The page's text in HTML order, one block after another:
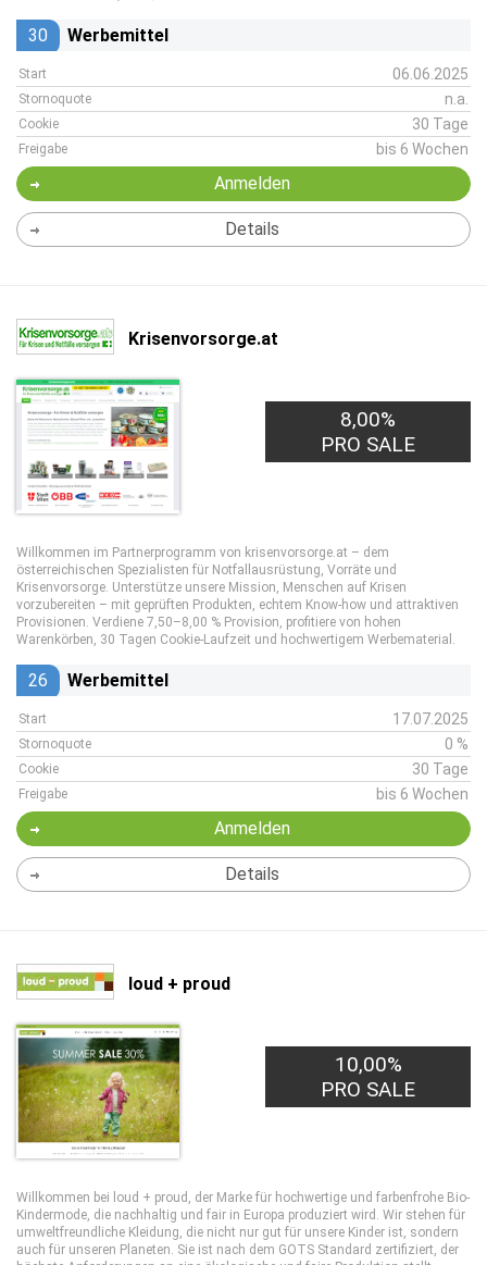
30 Werbemittel
Start 06.06.2025
Stornoquote n.a.
Cookie 30 Tage
Freigabe bis 6 Wochen
Anmelden
Details
Krisenvorsorge.at
8,00%
PRO SALE
Willkommen im Partnerprogramm von krisenvorsorge.at – dem
österreichischen Spezialisten für Notfallausrüstung, Vorräte und
Krisenvorsorge. Unterstütze unsere Mission, Menschen auf Krisen
vorzubereiten – mit geprüften Produkten, echtem Know-how und attraktiven
Provisionen. Verdiene 7,50–8,00 % Provision, profitiere von hohen
Warenkörben, 30 Tagen Cookie-Laufzeit und hochwertigem Werbematerial.
26 Werbemittel
Start 17.07.2025
Stornoquote 0 %
Cookie 30 Tage
Freigabe bis 6 Wochen
Anmelden
Details
loud + proud
10,00%
PRO SALE
Willkommen bei loud + proud, der Marke für hochwertige und farbenfrohe Bio-
Kindermode, die nachhaltig und fair in Europa produziert wird. Wir stehen für
umweltfreundliche Kleidung, die nicht nur gut für unsere Kinder ist, sondern
auch für unseren Planeten. Sie ist nach dem GOTS Standard zertifiziert, der